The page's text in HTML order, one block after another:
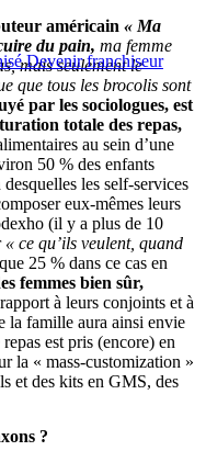
Devenir franchiseur
américain « Ma
du pain, ma femme
mais seulement le
que tous les brocolis sont
par les sociologues, est
totale des repas,
au sein d’une
50 % des enfants
les self-services
eux-mêmes leurs
(il y a plus de 10
« ce qu’ils veulent, quand
25 % dans ce cas en
femmes bien sûr,
à leurs conjoints et à
la famille aura ainsi envie
est pris (encore) en
la « mass-customization »
et des kits en GMS, des
?